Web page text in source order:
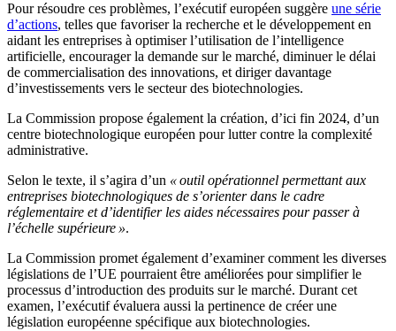
Pour résoudre ces problèmes, l’exécutif européen suggère une série
d’actions, telles que favoriser la recherche et le développement en
aidant les entreprises à optimiser l’utilisation de l’intelligence
artificielle, encourager la demande sur le marché, diminuer le délai
de commercialisation des innovations, et diriger davantage
d’investissements vers le secteur des biotechnologies.
La Commission propose également la création, d’ici fin 2024, d’un
centre biotechnologique européen pour lutter contre la complexité
administrative.
Selon le texte, il s’agira d’un « outil opérationnel permettant aux
entreprises biotechnologiques de s’orienter dans le cadre
réglementaire et d’identifier les aides nécessaires pour passer à
l’échelle supérieure ».
La Commission promet également d’examiner comment les diverses
législations de l’UE pourraient être améliorées pour simplifier le
processus d’introduction des produits sur le marché. Durant cet
examen, l’exécutif évaluera aussi la pertinence de créer une
législation européenne spécifique aux biotechnologies.